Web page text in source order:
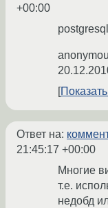
+00:00
Ответ на:
21:45:17 +00:00
Многие
т.е.
недобд